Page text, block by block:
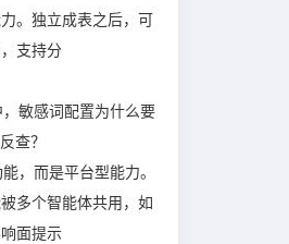
。独立成表之后，可
支持分
敏感词配置为什么要
查？
，而是平台型能力。
多个智能体共用，如
面提示